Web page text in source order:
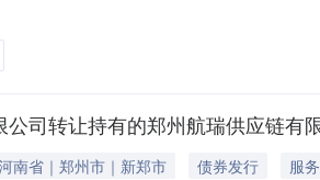
山区新华北路8号红山新世纪A座33层33-G5
公司转让持有的郑州航瑞供应链有
南省｜郑州市｜新郑市 债券发行
服务